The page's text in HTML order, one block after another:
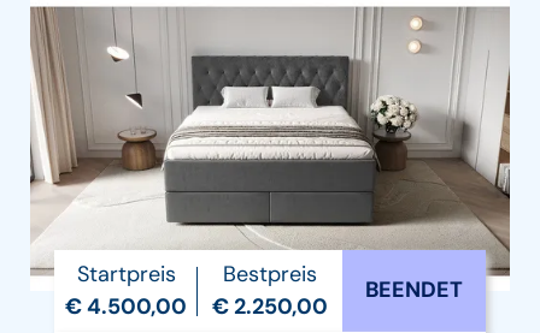
Startpreis
€ 4.500,00
Bestpreis
€ 2.250,00
BEENDET